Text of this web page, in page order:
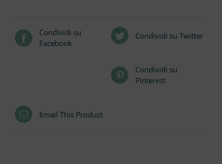
Condividi su
Facebook
Condividi su Twitter
Condividi su
Pinterest
Email This Product